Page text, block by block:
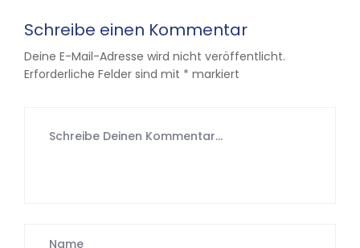
Schreibe einen Kommentar
Deine E-Mail-Adresse wird nicht veröffentlicht.
Erforderliche Felder sind mit * markiert